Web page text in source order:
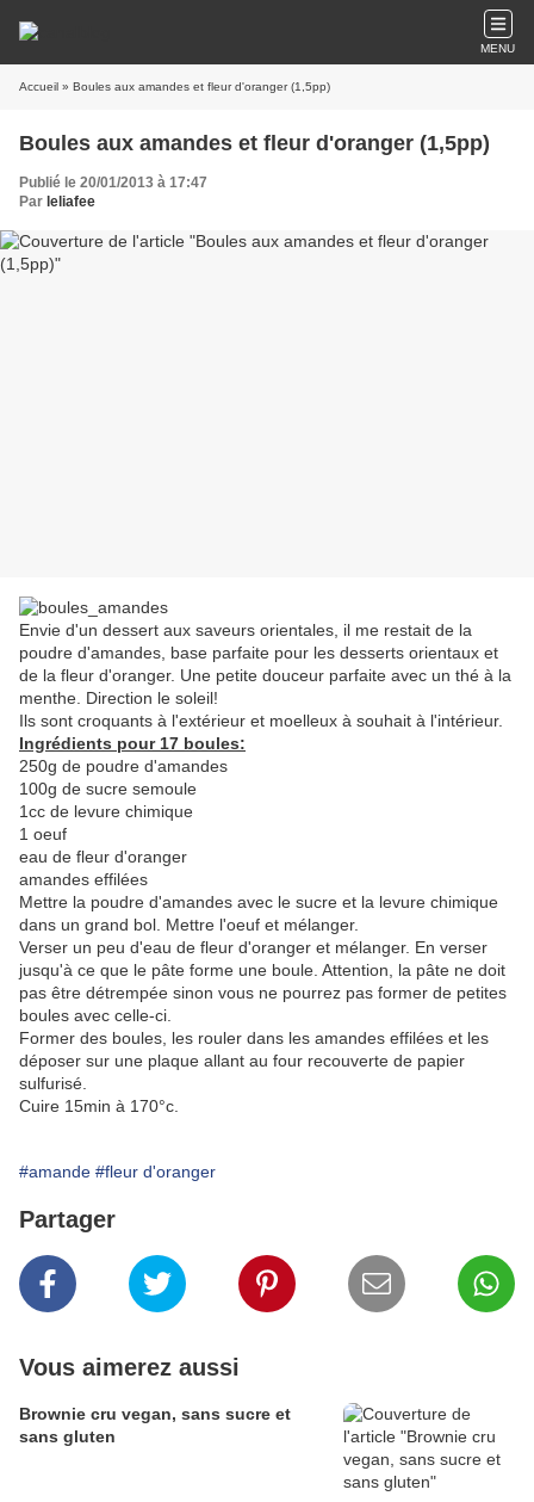
MENU
Accueil » Boules aux amandes et fleur d'oranger (1,5pp)
Boules aux amandes et fleur d'oranger (1,5pp)
Publié le 20/01/2013 à 17:47
Par leliafee
Envie d'un dessert aux saveurs orientales, il me restait de la
poudre d'amandes, base parfaite pour les desserts orientaux et
de la fleur d'oranger. Une petite douceur parfaite avec un thé à la
menthe. Direction le soleil!
Ils sont croquants à l'extérieur et moelleux à souhait à l'intérieur.
Ingrédients pour 17 boules:
250g de poudre d'amandes
100g de sucre semoule
1cc de levure chimique
1 oeuf
eau de fleur d'oranger
amandes effilées
Mettre la poudre d'amandes avec le sucre et la levure chimique
dans un grand bol. Mettre l'oeuf et mélanger.
Verser un peu d'eau de fleur d'oranger et mélanger. En verser
jusqu'à ce que le pâte forme une boule. Attention, la pâte ne doit
pas être détrempée sinon vous ne pourrez pas former de petites
boules avec celle-ci.
Former des boules, les rouler dans les amandes effilées et les
déposer sur une plaque allant au four recouverte de papier
sulfurisé.
Cuire 15min à 170°c.
#amande #fleur d'oranger
Partager
Vous aimerez aussi
Brownie cru vegan, sans sucre et
sans gluten